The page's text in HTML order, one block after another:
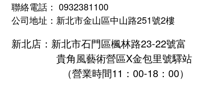
聯絡電話： 0932381100
公司地址：新北市金山區中山路251號2樓
新北店：新北市石門區楓林路23-22號富
貴角風藝術營區X金包里號驛站
（營業時間11：00-18：00）